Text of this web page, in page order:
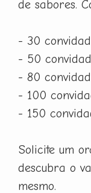
de sabores.
- 30
- 50
- 80
- 100
- 150
Solicite um
descubra o
mesmo.